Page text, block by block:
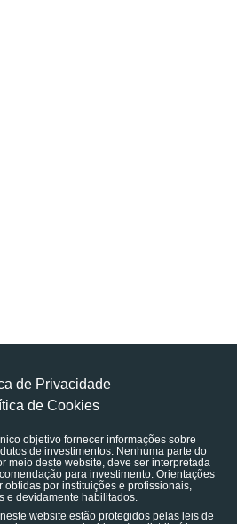
de Privacidade
de Cookies
objetivo fornecer informações sobre
de investimentos. Nenhuma parte do
meio deste website, deve ser interpretada
para investimento. Orientações
obtidas por instituições e profissionais,
e devidamente habilitados.
website estão protegidos pelas leis de